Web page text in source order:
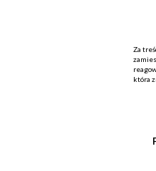
Za
która